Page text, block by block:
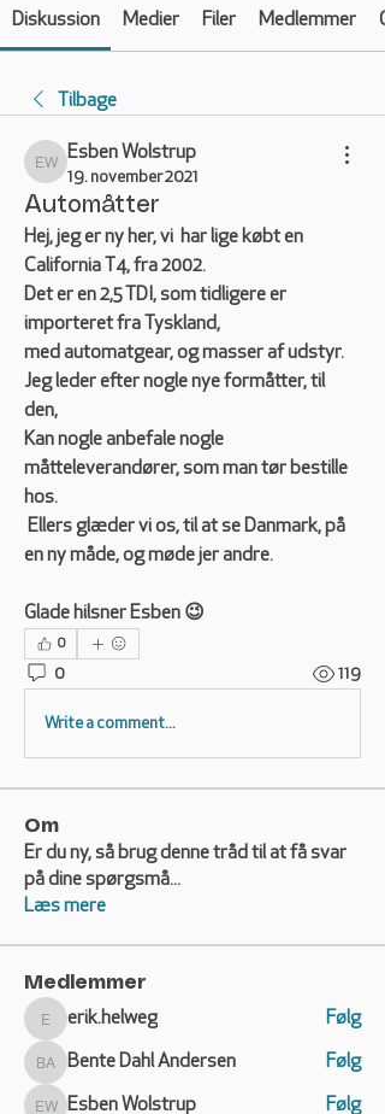
Diskussion Medier Filer Medlemmer
Tilbage
Esben Wolstrup
Esben Wolstrup
19. november 2021
Automåtter
Hej, jeg er ny her, vi  har lige købt en
California T4, fra 2002.
Det er en 2,5 TDI, som tidligere er
importeret fra Tyskland,
med automatgear, og masser af udstyr.
Jeg leder efter nogle nye formåtter, til
den,
Kan nogle anbefale nogle
måtteleverandører, som man tør bestille
hos.
en ny måde, og møde jer andre.
Glade hilsner Esben 😉
0
0 119
Write a comment...
Om
Er du ny, så brug denne tråd til at få svar
på dine spørgsmå...
Læs mere
Medlemmer
erik.helweg
erik.helweg Følg
Bente Dahl Andersen
Bente Dahl Andersen Følg
Esben Wolstrup Følg